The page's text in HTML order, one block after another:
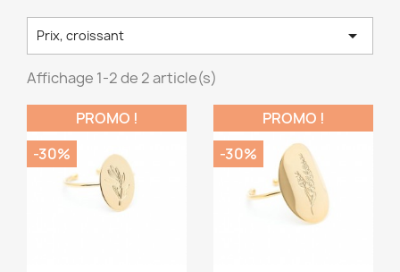
Prix, croissant 
Affichage 1-2 de 2 article(s)
PROMO !
-30%
PROMO !
-30%